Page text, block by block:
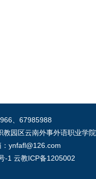
、67985988
教园区云南外事外语职业学院
ynfafl@126.com
-1 云教ICP备1205002